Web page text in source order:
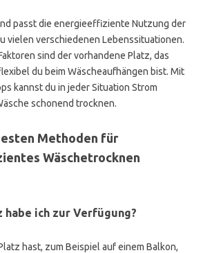
passt die energieeffiziente Nutzung der
vielen verschiedenen Lebenssituationen.
sind der vorhandene Platz, das
du beim Wäscheaufhängen bist. Mit
kannst du in jeder Situation Strom
schonend trocknen.
Methoden für
Wäschetrocknen
habe ich zur Verfügung?
hast, zum Beispiel auf einem Balkon,